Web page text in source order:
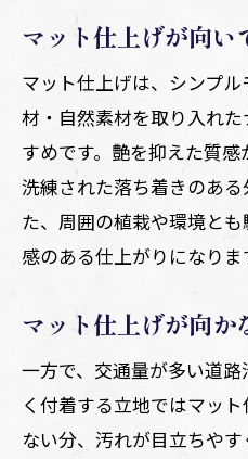
マット仕上げが向い
マット仕上げは、シンプ
材・自然素材を取り入れ
すめです。艶を抑えた質感
洗練された落ち着きのあ
た、周囲の植栽や環境と
感のある仕上がりになりま
マット仕上げが向か
一方で、交通量が多い道
く付着する立地ではマッ
ない分、汚れが目立ちや